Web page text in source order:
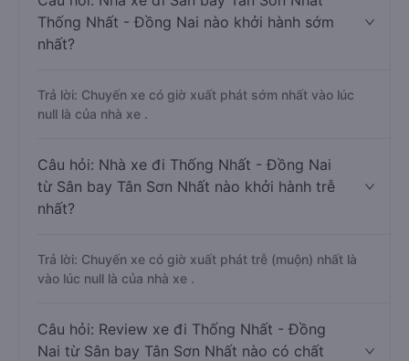
Thống Nhất - Đồng Nai nào khởi hành sớm
nhất?
Trả lời: Chuyến xe có giờ xuất phát sớm nhất vào lúc
null là của nhà xe .
Câu hỏi: Nhà xe đi Thống Nhất - Đồng Nai
từ Sân bay Tân Sơn Nhất nào khởi hành trễ
nhất?
Trả lời: Chuyến xe có giờ xuất phát trễ (muộn) nhất là
vào lúc null là của nhà xe .
Câu hỏi: Review xe đi Thống Nhất - Đồng
Nai từ Sân bay Tân Sơn Nhất nào có chất